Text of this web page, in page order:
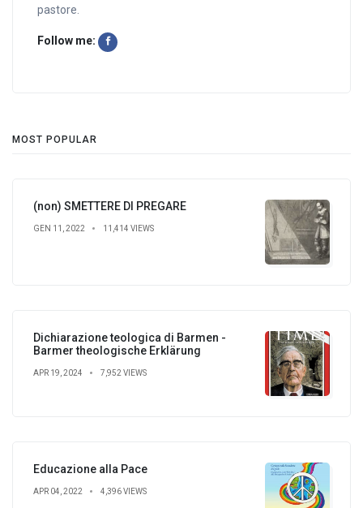
pastore.
Follow me:
MOST POPULAR
(non) SMETTERE DI PREGARE
GEN 11, 2022 11,414 VIEWS
Dichiarazione teologica di Barmen -
Barmer theologische Erklärung
APR 19, 2024 7,952 VIEWS
Educazione alla Pace
APR 04, 2022 4,396 VIEWS